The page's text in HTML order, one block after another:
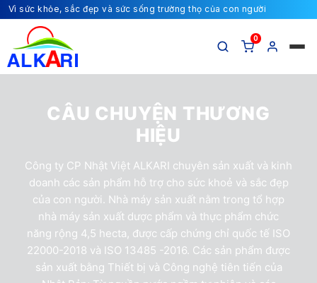
Vì sức khỏe, sắc đẹp và sức sống trường thọ của con người
0
CÂU CHUYỆN THƯƠNG
HIỆU
Công ty CP Nhật Việt ALKARI chuyên sản xuất và kinh
doanh các sản phẩm hỗ trợ cho sức khoẻ và sắc đẹp
của con người. Nhà máy sản xuất nằm trong tổ hợp
nhà máy sản xuất dược phẩm và thực phẩm chức
năng rộng 4,5 hecta, được cấp chứng chỉ quốc tế ISO
22000-2018 và ISO 13485 -2016. Các sản phẩm được
sản xuất bằng Thiết bị và Công nghệ tiên tiến của